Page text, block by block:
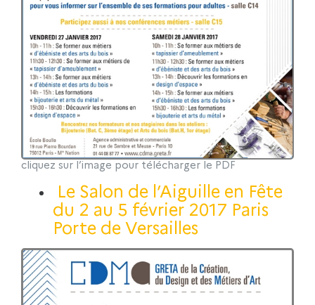
cliquez sur l’image pour télécharger le PDF
Le Salon de l’Aiguille en Fête
du 2 au 5 février 2017 Paris
Porte de Versailles